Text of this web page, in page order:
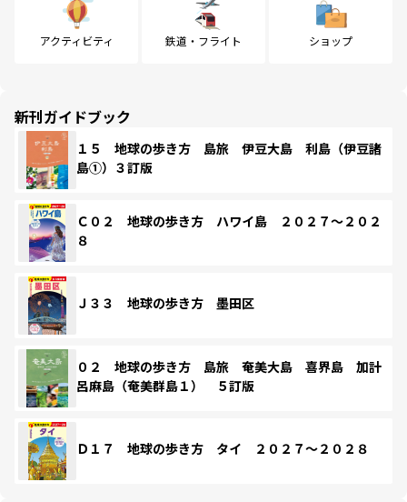
アクティビティ 鉄道・フライト ショップ
新刊ガイドブック
１５ 地球の歩き方 島旅 伊豆大島 利島（伊豆諸
島①）３訂版
Ｃ０２ 地球の歩き方 ハワイ島 ２０２７～２０２
８
Ｊ３３ 地球の歩き方 墨田区
０２ 地球の歩き方 島旅 奄美大島 喜界島 加計
呂麻島（奄美群島１） ５訂版
Ｄ１７ 地球の歩き方 タイ ２０２７～２０２８